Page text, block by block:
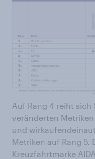
Auf Rang 4 reiht
veränderten
und
Metriken auf Rang 5.
Kreuzfahrtmarke